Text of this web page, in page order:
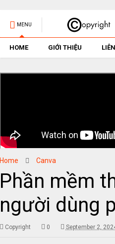
MENU
HOME GIỚI THIỆU
Home Canva
Phần mềm
người dùng
Copyright 0 September 2,